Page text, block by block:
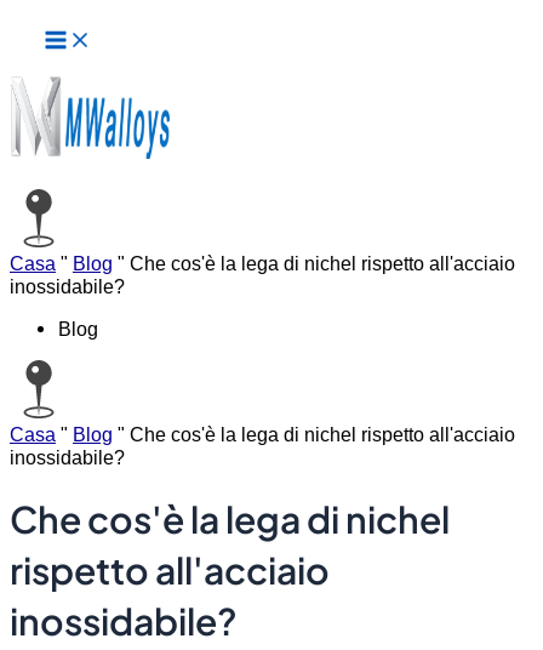
contenuto
principale
Casa " Blog " Che cos'è la lega di nichel rispetto all'acciaio
inossidabile?
Blog
Casa " Blog " Che cos'è la lega di nichel rispetto all'acciaio
inossidabile?
Che cos'è la lega di nichel
rispetto all'acciaio
inossidabile?